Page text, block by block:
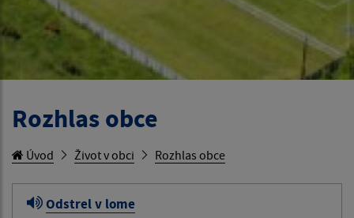
Rozhlas obce
Úvod Život v obci Rozhlas obce
Odstrel v lome